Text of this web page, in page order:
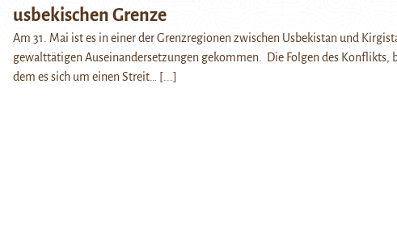
usbekischen Grenze
Am 31. Mai ist es in einer der Grenzregionen zwischen Usbekistan und
gewalttätigen Auseinandersetzungen gekommen. Die Folgen des Konflikts,
dem es sich um einen Streit…
[...]